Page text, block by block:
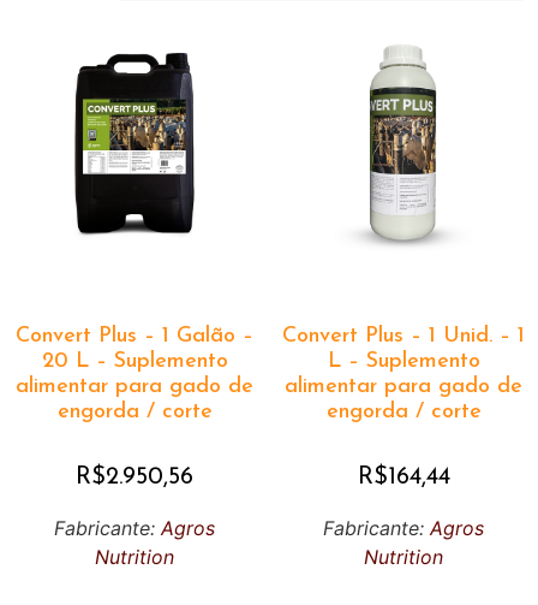
Convert Plus – 1 Galão –
20 L – Suplemento
alimentar para gado de
engorda / corte
R$2.950,56
Fabricante:Agros
Nutrition
Convert Plus – 1 Unid. – 1
L – Suplemento
alimentar para gado de
engorda / corte
R$ 164,44
Fabricante:Agros
Nutrition